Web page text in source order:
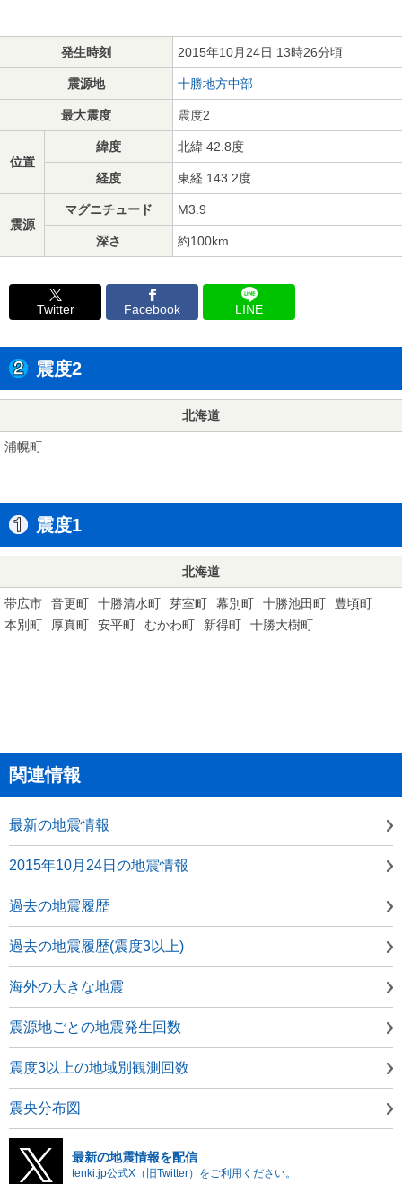
発生時刻 2015年10月24日 13時26分頃
震源地 十勝地方中部
最大震度 震度2
位置
緯度 北緯 42.8度
経度 東経 143.2度
震源
マグニチュード M3.9
深さ 約100km
Twitter Facebook LINE
震度2
北海道
浦幌町
震度1
北海道
帯広市 音更町 十勝清水町 芽室町 幕別町 十勝池田町
豊頃町
本別町
厚真町 安平町 むかわ町 新得町 十勝大樹町
関連情報
最新の地震情報
2015年10月24日の地震情報
過去の地震履歴
過去の地震履歴(震度3以上)
海外の大きな地震
震源地ごとの地震発生回数
震度3以上の地域別観測回数
震央分布図
最新の地震情報を配信
tenki.jp公式X（旧Twitter）をご利用ください。